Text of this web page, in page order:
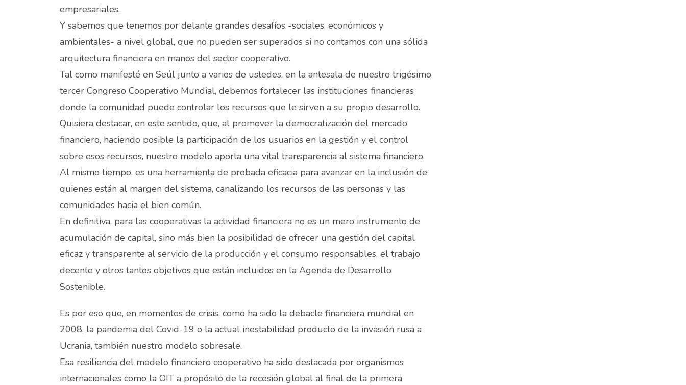
empresariales.
Y sabemos que tenemos por delante grandes desafíos -sociales, económicos y
ambientales- a nivel global, que no pueden ser superados si no contamos con una sólida
arquitectura financiera en manos del sector cooperativo.
Tal como manifesté en Seúl junto a varios de ustedes, en la antesala de nuestro trigésimo
tercer Congreso Cooperativo Mundial, debemos fortalecer las instituciones financieras
donde la comunidad puede controlar los recursos que le sirven a su propio desarrollo.
Quisiera destacar, en este sentido, que, al promover la democratización del mercado
financiero, haciendo posible la participación de los usuarios en la gestión y el control
sobre esos recursos, nuestro modelo aporta una vital transparencia al sistema financiero.
Al mismo tiempo, es una herramienta de probada eficacia para avanzar en la inclusión de
quienes están al margen del sistema, canalizando los recursos de las personas y las
comunidades hacia el bien común.
En definitiva, para las cooperativas la actividad financiera no es un mero instrumento de
acumulación de capital, sino más bien la posibilidad de ofrecer una gestión del capital
eficaz y transparente al servicio de la producción y el consumo responsables, el trabajo
decente y otros tantos objetivos que están incluidos en la Agenda de Desarrollo
Sostenible.
Es por eso que, en momentos de crisis, como ha sido la debacle financiera mundial en
2008, la pandemia del Covid-19 o la actual inestabilidad producto de la invasión rusa a
Ucrania, también nuestro modelo sobresale.
Esa resiliencia del modelo financiero cooperativo ha sido destacada por organismos
internacionales como la OIT a propósito de la recesión global al final de la primera